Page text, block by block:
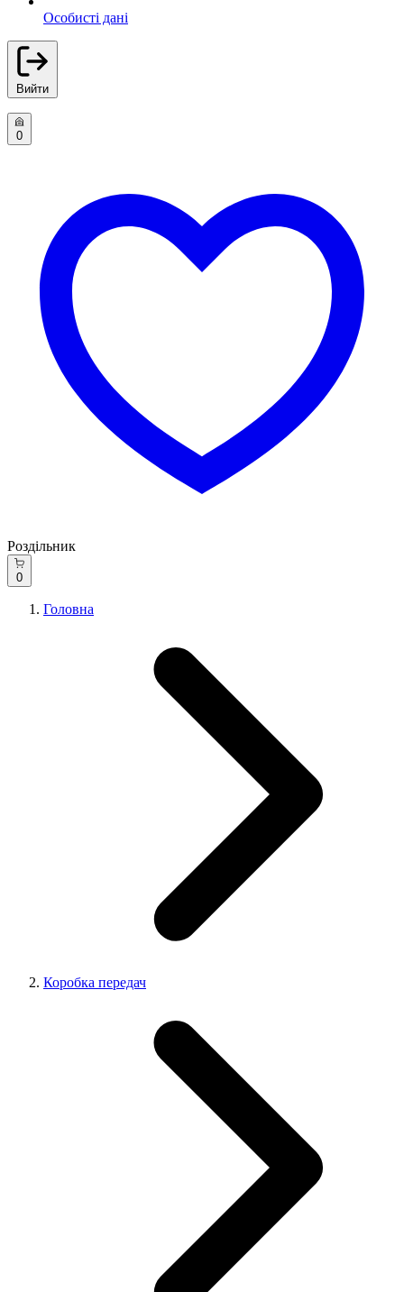
Особисті дані
Вийти
0
Роздільник
0
Головна
Коробка передач